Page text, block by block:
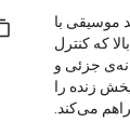
موسیقی با
که کنترل
جزئی و
زنده را
می‌کند.